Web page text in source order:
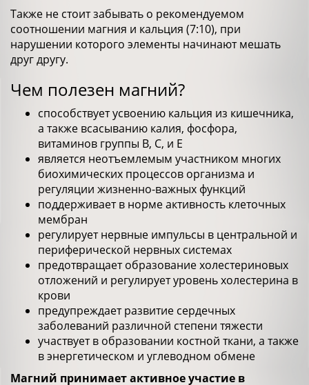
Также не стоит забывать о рекомендуемом
соотношении магния и кальция (7:10), при
нарушении которого элементы начинают мешать
друг другу.
Чем полезен магний?
способствует усвоению кальция из кишечника,
а также всасыванию калия, фосфора,
витаминов группы B, C, и E
является неотъемлемым участником многих
биохимических процессов организма и
регуляции жизненно-важных функций
поддерживает в норме активность клеточных
мембран
регулирует нервные импульсы в центральной и
периферической нервных системах
предотвращает образование холестериновых
отложений и регулирует уровень холестерина в
крови
предупреждает развитие сердечных
заболеваний различной степени тяжести
участвует в образовании костной ткани, а также
в энергетическом и углеводном обмене
Магний принимает активное участие в